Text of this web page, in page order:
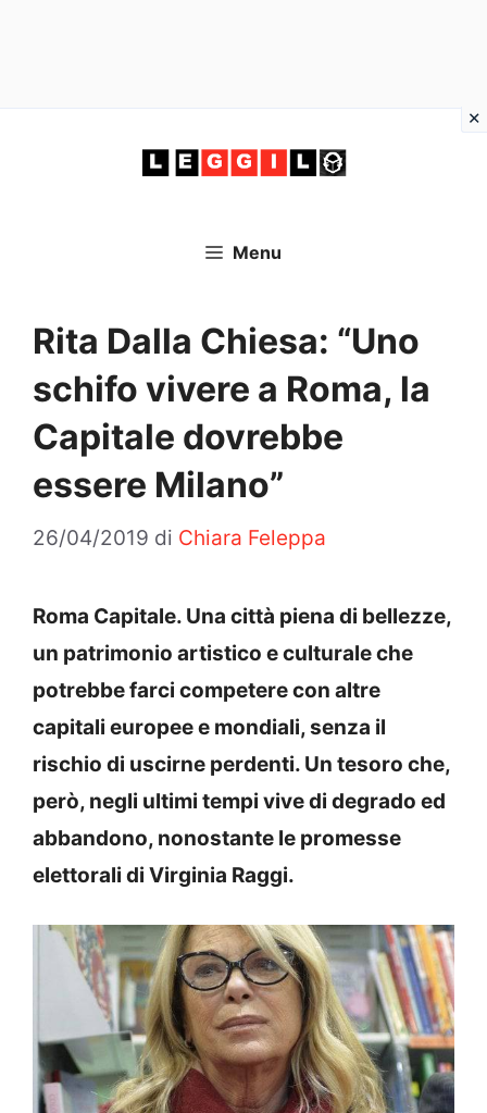
Menu
Rita Dalla Chiesa: “Uno
schifo vivere a Roma, la
Capitale dovrebbe
essere Milano”
26/04/2019 di Chiara Feleppa
Roma Capitale. Una città piena di bellezze,
un patrimonio artistico e culturale che
potrebbe farci competere con altre
capitali europee e mondiali, senza il
rischio di uscirne perdenti. Un tesoro che,
però, negli ultimi tempi vive di degrado ed
abbandono, nonostante le promesse
elettorali di Virginia Raggi.